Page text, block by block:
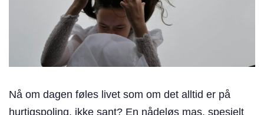
Nå om dagen føles livet som om det alltid er på
hurtigspoling, ikke sant? En nådeløs mas, spesielt